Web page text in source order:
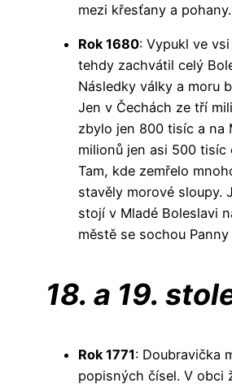
mezi křesťany a pohany.
Rok 1680: Vypukl ve
tehdy zachvátil celý
Následky války a moru
Jen v Čechách ze tří
zbylo jen 800 tisíc a na
milionů jen asi 500 tisíc
Tam, kde zemřelo
stavěly morové sloupy.
stojí v Mladé Boleslavi
městě se sochou Panny
18. a 19.
Rok 1771: Doubravička
popisných čísel. V obci